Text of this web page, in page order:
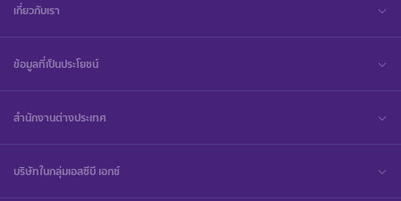
เกี่ยวกับเรา
ข้อมูลที่เป็นประโยชน์
สำนักงานต่างประเทศ
บริษัทในกลุ่มเอสซีบี เอกซ์